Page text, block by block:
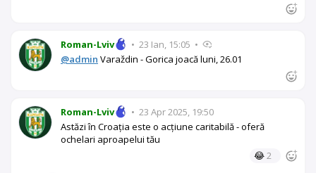
Roman-Lviv • 23 Ian, 15:05 •
@admin Varaždin - Gorica joacă luni, 26.01
Roman-Lviv • 23 Apr 2025, 19:50
Astăzi în Croația este o acțiune caritabilă - oferă
ochelari aproapelui tău
😂2